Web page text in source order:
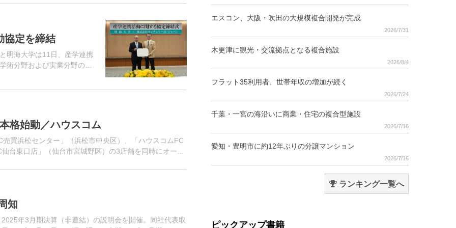
協定を締結
明海大学は11日、産学連携
術分野および実業分野の両
格始動／ハウスコム
買浜松センター」（浜松市中央区）、「ハウスコムFC
台東口店」（仙台市宮城野区）の3店舗を同時にオープ
知
年3月期決算（非連結）の説明会を開催。同社代表取
エスコン、大阪・吹田の大規模複合開発が完成
2026/7/31
木更津に観光・交流拠点となる複合施設
2026/8/4
フラット35利用者、世帯年収の増加が続く
2026/7/24
千葉・一宮の海沿いに商業・住宅の複合型施設
2026/7/16
愛知・豊明市に約12年ぶりの分譲マンション
2026/7/16
ランキング一覧へ
ピックアップ書籍